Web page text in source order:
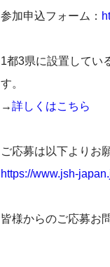
参加申込フォーム：
1都3県に設置してい
す。
→詳しくはこちら
ご応募は以下よりお
https://www.jsh-
皆様からのご応募お